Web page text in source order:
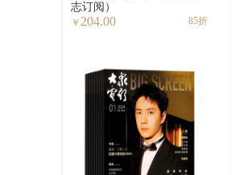
志订阅）
￥ 204.00 85折